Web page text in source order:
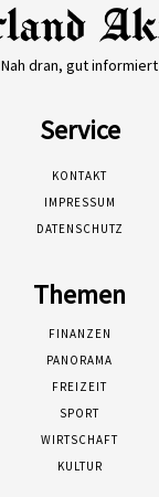
Nah dran, gut informiert
Service
KONTAKT
IMPRESSUM
DATENSCHUTZ
Themen
FINANZEN
PANORAMA
FREIZEIT
SPORT
WIRTSCHAFT
KULTUR